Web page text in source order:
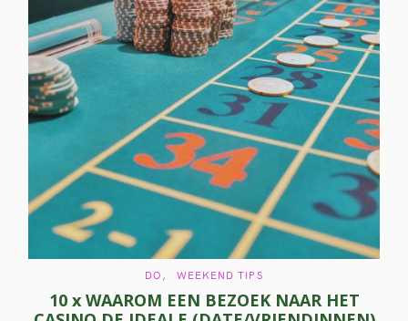
C
T
E
G
DO WEEKEND TIPS
10 x WAAROM EEN BEZOEK NAAR HET